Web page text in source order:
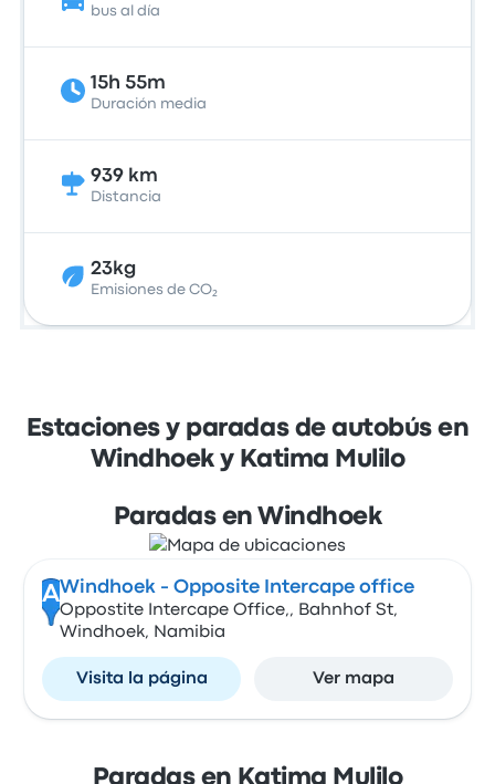
bus al día
15h 55m
Duración media
939 km
Distancia
23kg
Emisiones de CO₂
Estaciones y paradas de autobús en
Windhoek y Katima Mulilo
Paradas en Windhoek
AWindhoek - Opposite Intercape office
Oppostite Intercape Office,, Bahnhof St,
Windhoek, Namibia
Visita la página Ver mapa
Paradas en Katima Mulilo